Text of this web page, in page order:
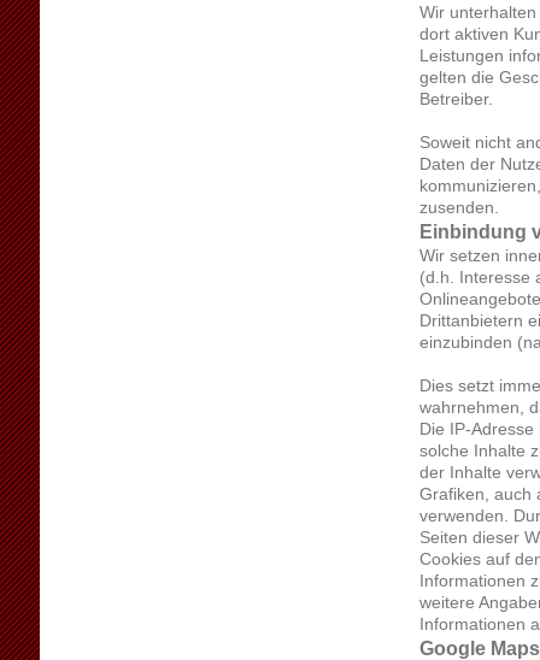
Wir
dort aktiven
Leistungen
gelten die
Betreiber.
Soweit nicht
Daten der
zusenden.
Einbindung
Wir setzen
(d.h. Interesse
Drittanbietern
einzubinden
Dies setzt
wahrnehmen,
Die IP-
solche Inhalte
der Inhalte
Grafiken, auch
verwenden.
Seiten dieser
Cookies auf
Informationen
weitere
Informationen
Google Maps